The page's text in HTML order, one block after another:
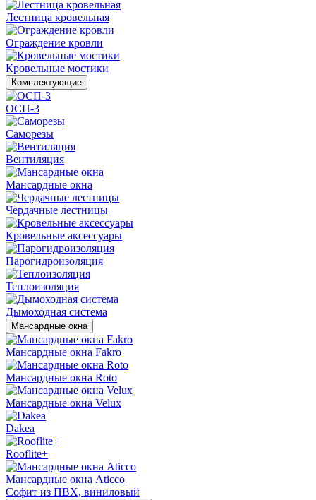
Лестница кровельная
Ограждение кровли
Кровельные мостики
Комплектующие
ОСП-3
Саморезы
Вентиляция
Мансардные окна
Чердачные лестницы
Кровельные аксессуары
Парогидроизоляция
Теплоизоляция
Дымоходная система
Мансардные окна
Мансардные окна Fakro
Мансардные окна Roto
Мансардные окна Velux
Dakea
Rooflite+
Мансардные окна Aticco
Софит из ПВХ, виниловый